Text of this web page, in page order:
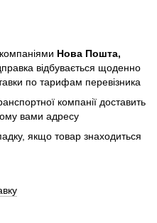
Нова Пошта,
відбувається щоденно
по тарифам перевізника
компанії доставить
вами адресу
якщо товар знаходиться